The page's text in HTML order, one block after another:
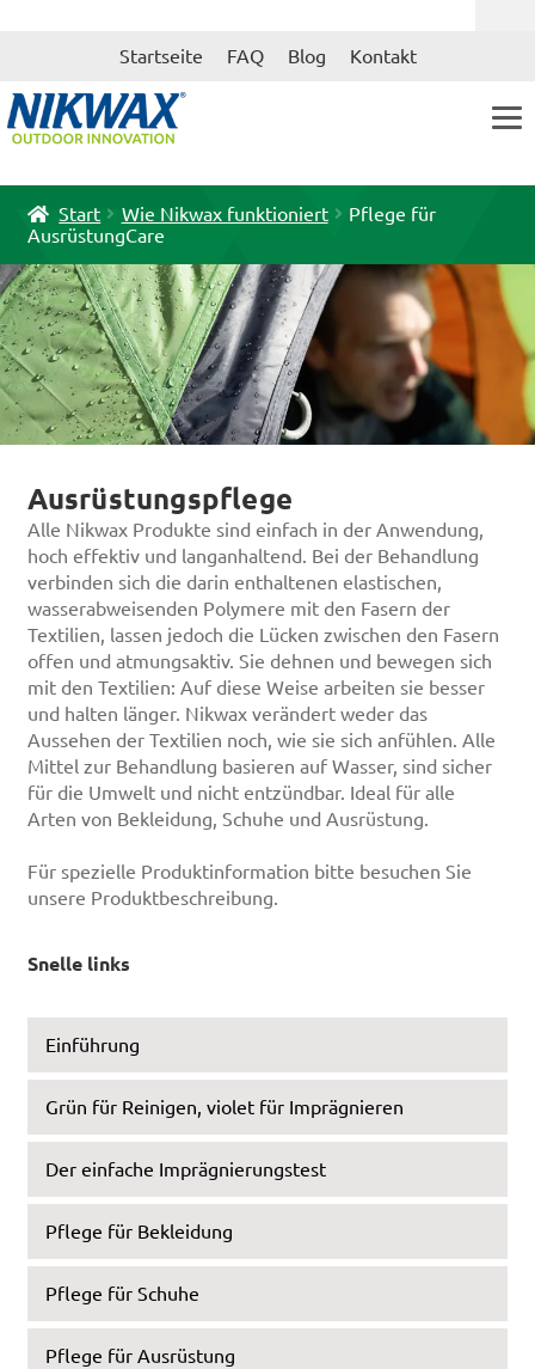
Navigation
Zum
Startseite FAQ Blog Kontakt
Start Wie Nikwax funktioniert
Pflege für
AusrüstungCare
Ausrüstungspflege
Alle Nikwax Produkte sind einfach in der Anwendung,
hoch effektiv und langanhaltend. Bei der Behandlung
verbinden sich die darin enthaltenen elastischen,
wasserabweisenden Polymere mit den Fasern der
Textilien, lassen jedoch die Lücken zwischen den Fasern
offen und atmungsaktiv. Sie dehnen und bewegen sich
mit den Textilien: Auf diese Weise arbeiten sie besser
und halten länger. Nikwax verändert weder das
Aussehen der Textilien noch, wie sie sich anfühlen. Alle
Mittel zur Behandlung basieren auf Wasser, sind sicher
für die Umwelt und nicht entzündbar. Ideal für alle
Arten von Bekleidung, Schuhe und Ausrüstung.
Für spezielle Produktinformation bitte besuchen Sie
unsere Produktbeschreibung.
Snelle links
Einführung
Grün für Reinigen, violet für Imprägnieren
Der einfache Imprägnierungstest
Pflege für Bekleidung
Pflege für Schuhe
Pflege für Ausrüstung